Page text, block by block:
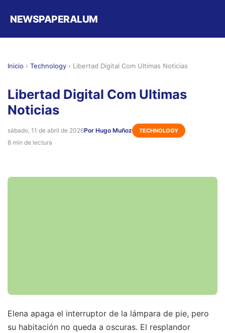
NEWSPAPERALUM
Inicio › Technology › Libertad Digital Com Ultimas Noticias
Libertad Digital Com Ultimas
Noticias
sábado, 11 de abril de 2026Por Hugo Muñoz TECHNOLOGY
8 min de lectura
Elena apaga el interruptor de la lámpara de pie, pero
su habitación no queda a oscuras. El resplandor